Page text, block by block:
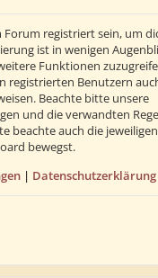
Forum registriert sein, um
ist in wenigen
Funktionen
registrierten Benutzern
Beachte bitte unsere
und die verwandten
beachte auch die
bewegst.
| Datenschutzerklärung